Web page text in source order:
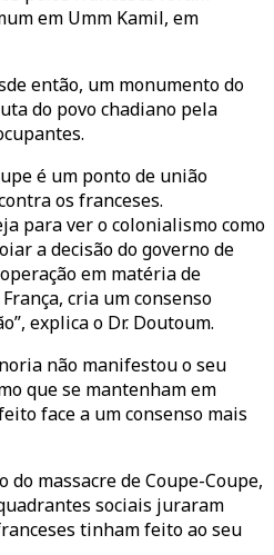
em Umm Kamil, em
então, um monumento do
do povo chadiano pela
é um ponto de união
os franceses.
para ver o colonialismo como
a decisão do governo de
em matéria de
cria um consenso
explica o Dr. Doutoum.
não manifestou o seu
que se mantenham em
face a um consenso mais
massacre de Coupe-Coupe,
sociais juraram
tinham feito ao seu